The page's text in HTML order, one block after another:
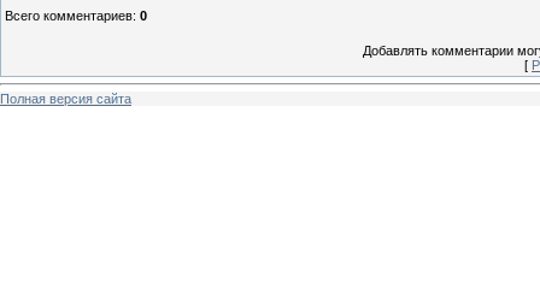
Всего комментариев: 0
Добавлять комментарии
[
Полная версия сайта